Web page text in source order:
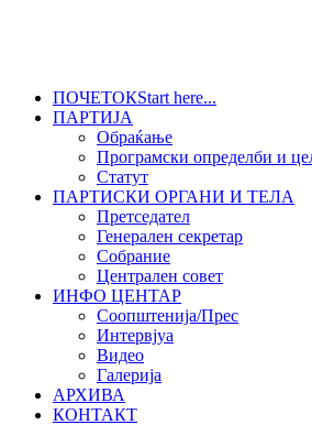
ПОЧЕТОКStart here...
ПАРТИЈА
Обраќање
Програмски определби и
Статут
ПАРТИСКИ ОРГАНИ И ТЕЛА
Претседател
Генерален секретар
Собрание
Централен совет
ИНФО ЦЕНТАР
Соопштенија/Прес
Интервјуа
Видео
Галерија
АРХИВА
КОНТАКТ